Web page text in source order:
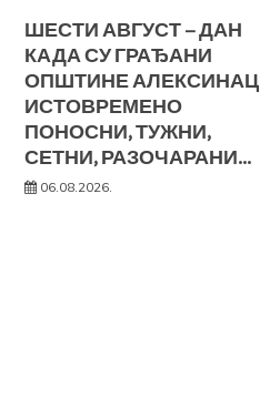
ШЕСТИ АВГУСТ – ДАН
КАДА СУ ГРАЂАНИ
ОПШТИНЕ АЛЕКСИНАЦ
ИСТОВРЕМЕНО
ПОНОСНИ, ТУЖНИ,
СЕТНИ, РАЗОЧАРАНИ…
06.08.2026.